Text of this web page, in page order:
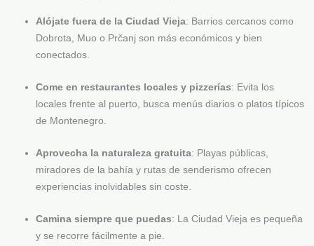
Alójate fuera de la Ciudad Vieja: Barrios cercanos como
Dobrota, Muo o Prčanj son más económicos y bien
conectados.
Come en restaurantes locales y pizzerías: Evita los
locales frente al puerto, busca menús diarios o platos típicos
de Montenegro.
Aprovecha la naturaleza gratuita: Playas públicas,
miradores de la bahía y rutas de senderismo ofrecen
experiencias inolvidables sin coste.
Camina siempre que puedas: La Ciudad Vieja es pequeña
y se recorre fácilmente a pie.